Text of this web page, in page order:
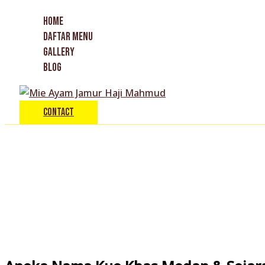
HOME
DAFTAR MENU
GALLERY
BLOG
Contact